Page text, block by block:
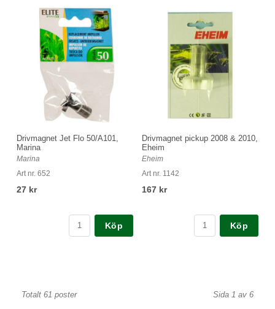
Drivmagnet Jet Flo 50/A101,
Marina
Marina
Art nr. 652
27 kr
Köp
Drivmagnet pickup 2008 & 2010,
Eheim
Eheim
Art nr. 1142
167 kr
Köp
Totalt 61 poster Sida 1 av 6